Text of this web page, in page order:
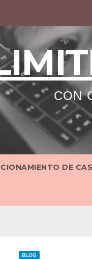
CON
DE
BLOG